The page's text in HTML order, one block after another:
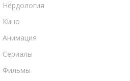
Нёрдология
Кино
Анимация
Сериалы
Фильмы